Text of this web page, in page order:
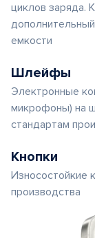
циклов заряда.
емкости
Шлейфы
Электронные
микрофоны) на
стандартам
Кнопки
Износостойкие
производства